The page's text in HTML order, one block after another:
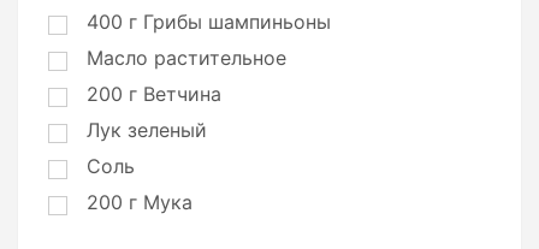
400 г Грибы шампиньоны
Масло растительное
200 г Ветчина
Лук зеленый
Соль
200 г Мука